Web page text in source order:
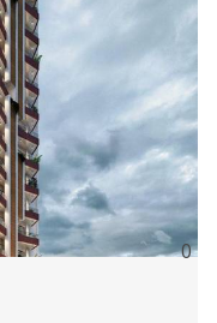
0